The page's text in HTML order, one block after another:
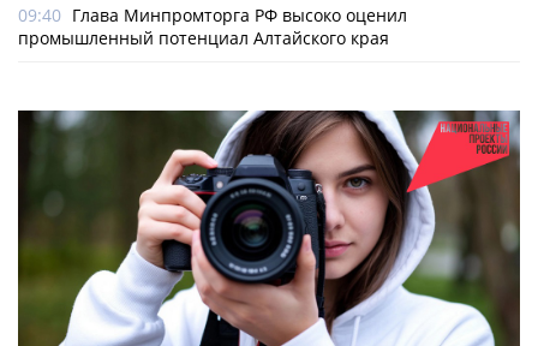
09:40 Глава Минпромторга РФ высоко оценил
промышленный потенциал Алтайского края